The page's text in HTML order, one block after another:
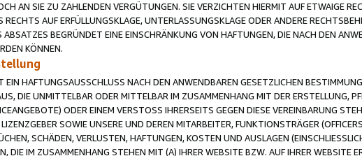
AN SIE ZU ZAHLENDEN VERGÜTUNGEN. SIE VERZICHTEN HIERMIT AUF ETWAIGE
RECHTS AUF ERFÜLLUNGSKLAGE, UNTERLASSUNGSKLAGE ODER ANDERE
ABSATZES BEGRÜNDET EINE EINSCHRÄNKUNG VON HAFTUNGEN, DIE NACH DEN
KÖNNEN.
EIN HAFTUNGSAUSSCHLUSS NACH DEN ANWENDBAREN GESETZLICHEN
DIE UNMITTELBAR ODER MITTELBAR IM ZUSAMMENHANG MIT DER ERSTELLUNG,
ODER EINEM VERSTOSS IHRERSEITS GEGEN DIESE VEREINBARUNG
SOWIE UNSERE UND DEREN MITARBEITER, FUNKTIONSTRÄGER
SCHÄDEN, VERLUSTEN, HAFTUNGEN, KOSTEN UND AUSLAGEN
DIE IM ZUSAMMENHANG STEHEN MIT (A) IHRER WEBSITE BZW. AUF IHRER WEBSITE